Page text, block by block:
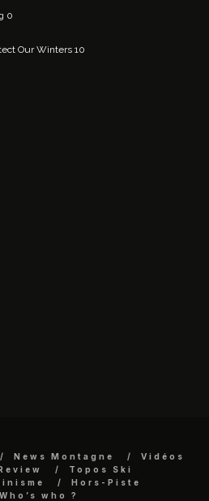
0
Our Winters 10
News Montagne
Vidéos
Topos Ski
Hors-Piste
Who’s who ?